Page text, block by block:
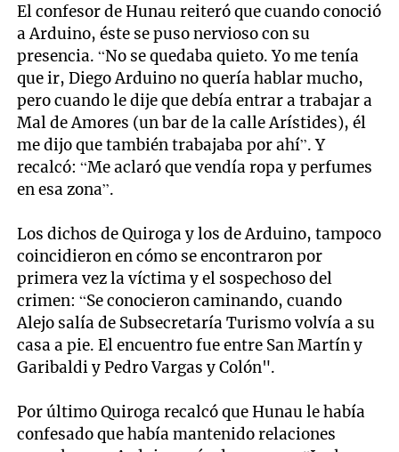
El confesor de Hunau reiteró que cuando conoció
a Arduino, éste se puso nervioso con su
presencia. “No se quedaba quieto. Yo me tenía
que ir, Diego Arduino no quería hablar mucho,
pero cuando le dije que debía entrar a trabajar a
Mal de Amores (un bar de la calle Arístides), él
me dijo que también trabajaba por ahí”. Y
recalcó: “Me aclaró que vendía ropa y perfumes
en esa zona”.
Los dichos de Quiroga y los de Arduino, tampoco
coincidieron en cómo se encontraron por
primera vez la víctima y el sospechoso del
crimen: “Se conocieron caminando, cuando
Alejo salía de Subsecretaría Turismo volvía a su
casa a pie. El encuentro fue entre San Martín y
Garibaldi y Pedro Vargas y Colón".
Por último Quiroga recalcó que Hunau le había
confesado que había mantenido relaciones